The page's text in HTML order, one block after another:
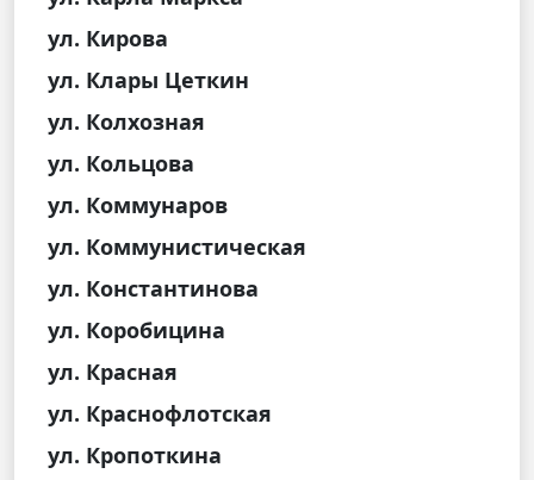
ул. Кирова
ул. Клары Цеткин
ул. Колхозная
ул. Кольцова
ул. Коммунаров
ул. Коммунистическая
ул. Константинова
ул. Коробицина
ул. Красная
ул. Краснофлотская
ул. Кропоткина